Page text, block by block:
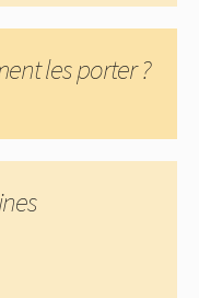
les porter ?